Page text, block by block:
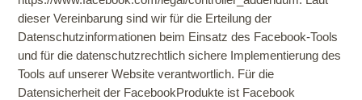
dieser Vereinbarung sind wir für die Erteilung der
Datenschutzinformationen beim Einsatz des Facebook-Tools
und für die datenschutzrechtlich sichere Implementierung des
Tools auf unserer Website verantwortlich. Für die
Datensicherheit der FacebookProdukte ist Facebook